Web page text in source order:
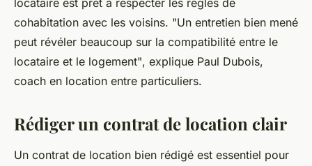
locataire est prêt à respecter les règles de
cohabitation avec les voisins. "Un entretien bien mené
peut révéler beaucoup sur la compatibilité entre le
locataire et le logement", explique Paul Dubois,
coach en location entre particuliers.
Rédiger un contrat de location clair
Un contrat de location bien rédigé est essentiel pour